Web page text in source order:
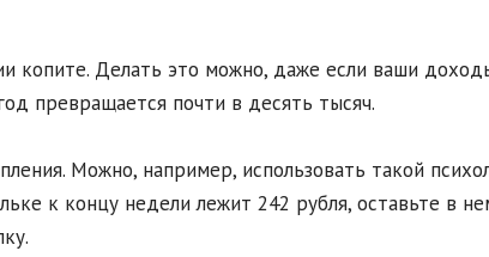
копите. Делать это можно, даже если ваши
превращается почти в десять тысяч.
Можно, например, использовать такой
к концу недели лежит 242 рубля, оставьте в